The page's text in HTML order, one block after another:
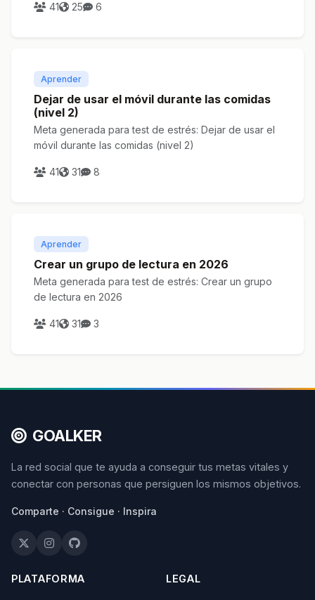
41 25 6
Aprender
Dejar de usar el móvil durante las comidas
(nivel 2)
Meta generada para test de estrés: Dejar de usar el
móvil durante las comidas (nivel 2)
41 31 8
Aprender
Crear un grupo de lectura en 2026
Meta generada para test de estrés: Crear un grupo
de lectura en 2026
41 31 3
GOALKER
La red social que te ayuda a conseguir tus metas vitales y
conectar con personas que persiguen los mismos objetivos.
Comparte · Consigue · Inspira
PLATAFORMA LEGAL